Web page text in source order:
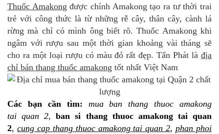
Thuốc Amakong được chính Amakong tạo ra tư thời trai
trẻ với công thức là từ những rễ cây, thân cây, cành lá
rừng mà chỉ có mình ông biết rõ. Thuốc Amakong khi
ngâm với rượu sau một thời gian khoảng vài tháng sẽ
cho ra một loại rượu có màu đỏ rất đẹp. Tấn Phát là địa
chỉ bán thang thuốc amakong tốt nhất Việt Nam
Các bạn cần tìm: mua ban thang thuoc amakong
tai quan 2,ban si thang thuoc amakong tai quan
2, cung cap thang thuoc amakong tai quan 2,phan phoi